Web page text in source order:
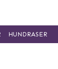
HUNDRASER